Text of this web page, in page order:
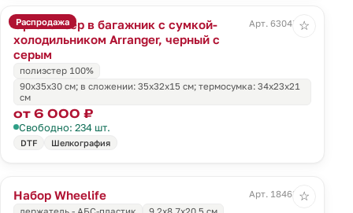
Распродажа
Органайзер в багажник с сумкой-
холодильником Arranger, черный с
серым
Арт. 63047.31
полиэстер 100%
90х35х30 см; в сложении: 35х32х15 см; термосумка: 34х23х21
см
от 6 000 ₽
Свободно: 234 шт.
DTF Шелкография
☆
Набор Wheelife
Арт. 18463.30
☆